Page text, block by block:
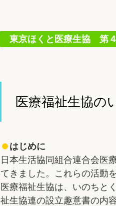
東京ほくと医療生協 第
医療福祉生協の
はじめに
日本生活協同組合連合会医
てきました。これらの活動
医療福祉生協は、いのちと
祉生協連の設立趣意書の内